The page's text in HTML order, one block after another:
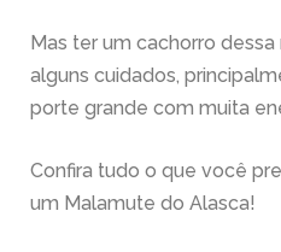
Mas ter um cachorro
alguns cuidados,
porte grande com muita
Confira tudo o que você
um Malamute do Alasca!